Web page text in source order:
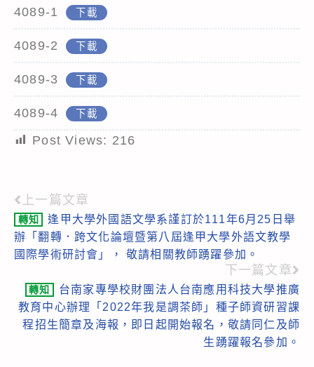
4089-1 下載
4089-2 下載
4089-3 下載
4089-4 下載
Post Views: 216
Read
more
articles
上一篇文章
轉知
逢甲大學外國語文學系謹訂於111年6月25日舉
辦「翻轉．跨文化論壇暨第八屆逢甲大學外語文教學
國際學術研討會」， 敬請相關教師踴躍參加。
下一篇文章
轉知
台南家專學校財團法人台南應用科技大學推廣
教育中心辦理「2022年我是調茶師」種子師資研習課
程招生簡章及海報，即日起開始報名，敬請同仁及師
生踴躍報名參加。